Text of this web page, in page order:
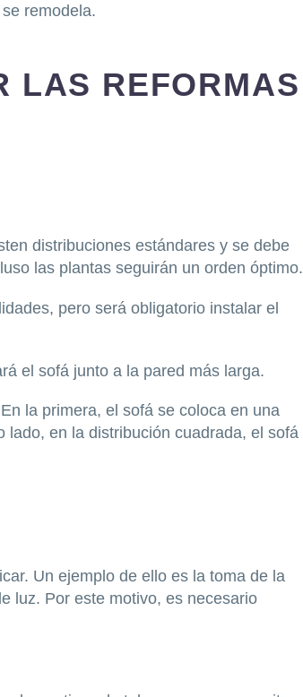
remodela.
LAS REFORMAS
distribuciones estándares y se debe
las plantas seguirán un orden óptimo.
pero será obligatorio instalar el
el sofá junto a la pared más larga.
la primera, el sofá se coloca en una
en la distribución cuadrada, el sofá
Un ejemplo de ello es la toma de la
luz. Por este motivo, es necesario